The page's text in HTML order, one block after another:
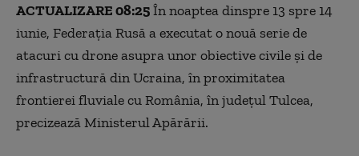
ACTUALIZARE 08:25În noaptea dinspre 13 spre 14
iunie, Federaţia Rusă a executat o nouă serie de
atacuri cu drone asupra unor obiective civile şi de
infrastructură din Ucraina, în proximitatea
frontierei fluviale cu România, în judeţul Tulcea,
precizează Ministerul Apărării.